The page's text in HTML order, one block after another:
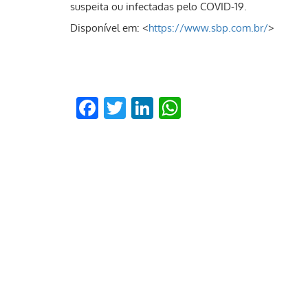
suspeita ou infectadas pelo COVID-19.
Disponível em: <https://www.sbp.com.br/>
Facebook
TwitterLinkedIn